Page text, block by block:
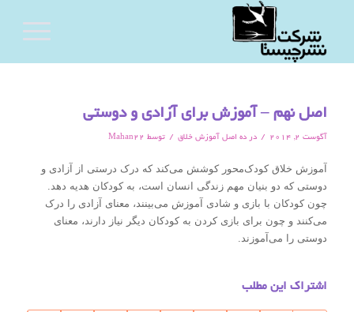
اصل نهم – آموزش برای آزادی و دوستی
آگوست 2, 2014 / در ده اصل آموزش خلاق / توسط Mahan22
آموزش خلاق کودک‌محور کوشش می‌کند که درک درستی از آزادی و
دوستی که دو بنیان مهم زندگی انسان است،‌ به کودکان هدیه دهد.
چون کودکان با بازی و شادی آموزش می‌بینند،‌ معنای آزادی را درک
می‌کنند و چون برای بازی کردن به کودکان دیگر نیاز دارند،‌ معنای
دوستی را می‌آموزند.
اشتراک این مطلب